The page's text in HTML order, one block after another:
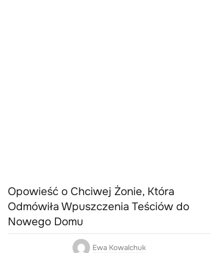
Opowieść o Chciwej Żonie, Która
Odmówiła Wpuszczenia Teściów do
Nowego Domu
Ewa Kowalchuk